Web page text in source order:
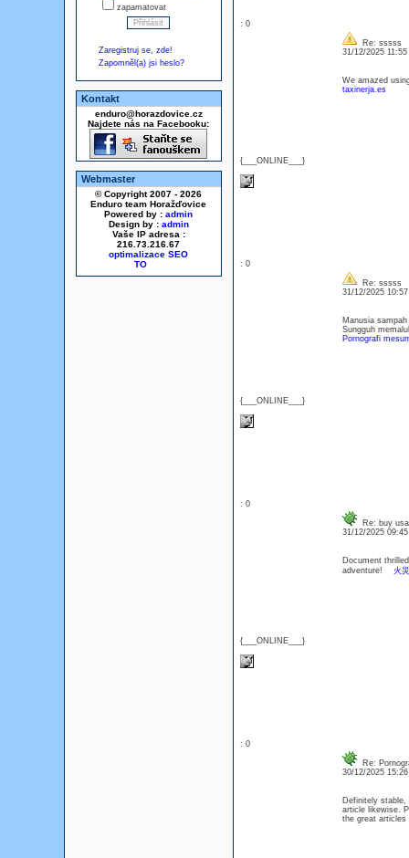
zapamatovat
Zaregistruj se, zde!
Zapomněl(a) jsi heslo?
Kontakt
enduro@horazdovice.cz
Najdete nás na Facebooku:
Webmaster
© Copyright 2007 - 2026
Enduro team Horažďovice
Powered by : admin
Design by : admin
Vaše IP adresa :
216.73.216.67
optimalizace SEO
: 0
{___ONLINE___}
Re: sssss
31/12/2025
We amazed
taxinerja.es
: 0
{___ONLINE___}
Re: sssss
31/12/2025
Manusia
Sungguh
Pornografi
: 0
{___ONLINE___}
Re: buy
31/12/2025
Document
adventure!
火
: 0
Re:
30/12/2025
Definitely
article likewise.
the great articles